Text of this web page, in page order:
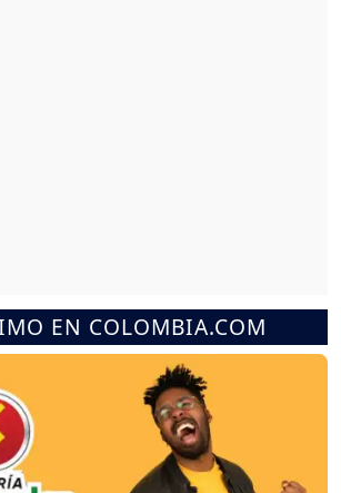
EN COLOMBIA.COM